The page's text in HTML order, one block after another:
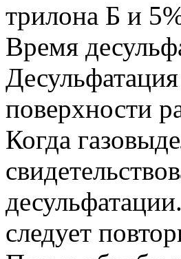
трилона Б и
Время
поверхности
Когда
следует